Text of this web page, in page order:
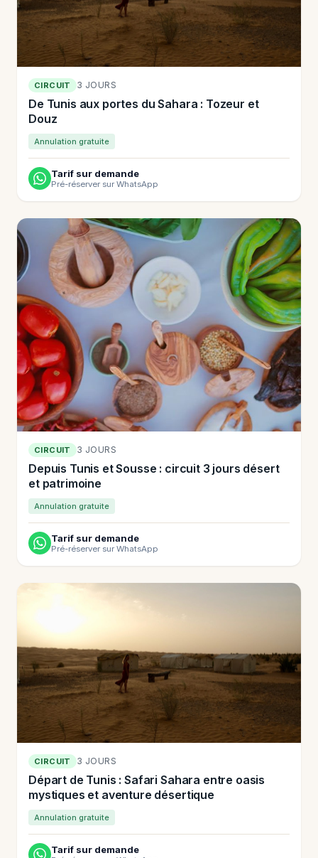
CIRCUIT 3 JOURS
De Tunis aux portes du Sahara : Tozeur et
Douz
Annulation gratuite
Tarif sur demande
Pré-réserver sur WhatsApp
CIRCUIT 3 JOURS
Depuis Tunis et Sousse : circuit 3 jours désert
et patrimoine
Annulation gratuite
Tarif sur demande
Pré-réserver sur WhatsApp
CIRCUIT 3 JOURS
Départ de Tunis : Safari Sahara entre oasis
mystiques et aventure désertique
Annulation gratuite
Tarif sur demande